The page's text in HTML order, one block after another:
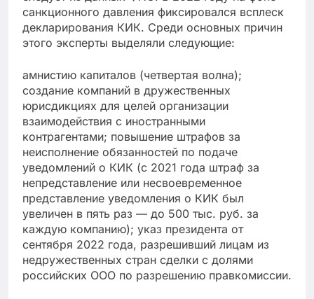
санкционного давления фиксировался всплеск
декларирования КИК. Среди основных причин
этого эксперты выделяли следующие:
амнистию капиталов (четвертая волна);
создание компаний в дружественных
юрисдикциях для целей организации
взаимодействия с иностранными
контрагентами; повышение штрафов за
неисполнение обязанностей по подаче
уведомлений о КИК (с 2021 года штраф за
непредставление или несвоевременное
представление уведомления о КИК был
увеличен в пять раз — до 500 тыс. руб. за
каждую компанию); указ президента от
сентября 2022 года, разрешивший лицам из
недружественных стран сделки с долями
российских ООО по разрешению правкомиссии.